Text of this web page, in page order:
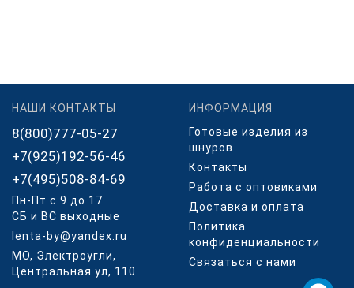
НАШИ КОНТАКТЫ
8(800)777-05-27
+7(925)192-56-46
+7(495)508-84-69
Пн-Пт с 9 до 17
СБ и ВС выходные
lenta-by@yandex.ru
МО, Электроугли,
Центральная ул, 110
ИНФОРМАЦИЯ
Готовые изделия из
шнуров
Контакты
Работа с оптовиками
Доставка и оплата
Политика
конфиденциальности
Связаться с нами